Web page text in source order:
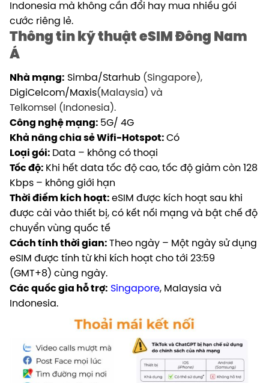
Indonesia mà không cần đổi hay mua nhiều gói
cước riêng lẻ.
Thông tin kỹ thuật eSIM Đông Nam
Á
Nhà mạng: Simba/Starhub (Singapore),
DigiCelcom/Maxis(Malaysia) và
Telkomsel (Indonesia).
Công nghệ mạng: 5G/ 4G
Khả năng chia sẻ Wifi-Hotspot: Có
Loại gói: Data – không có thoại
Tốc độ: Khi hết data tốc độ cao, tốc độ giảm còn 128
Kbps – không giới hạn
Thời điểm kích hoạt: eSIM được kích hoạt sau khi
được cài vào thiết bị, có kết nối mạng và bật chế độ
chuyển vùng quốc tế
Cách tính thời gian: Theo ngày – Một ngày sử dụng
eSIM được tính từ khi kích hoạt cho tới 23:59
(GMT+8) cùng ngày.
Các quốc gia hỗ trợ: Singapore, Malaysia và
Indonesia.